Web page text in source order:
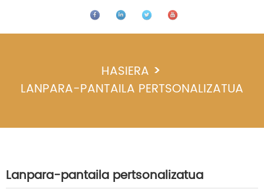
HASIERA
LANPARA-PANTAILA PERTSONALIZATUA
Lanpara-pantaila pertsonalizatua